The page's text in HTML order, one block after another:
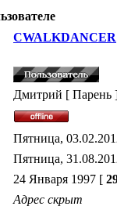
CWALKDANCER
Дмитрий [ Парень
Пятница,
Пятница,
24 Января 1997 [
Адрес скрыт